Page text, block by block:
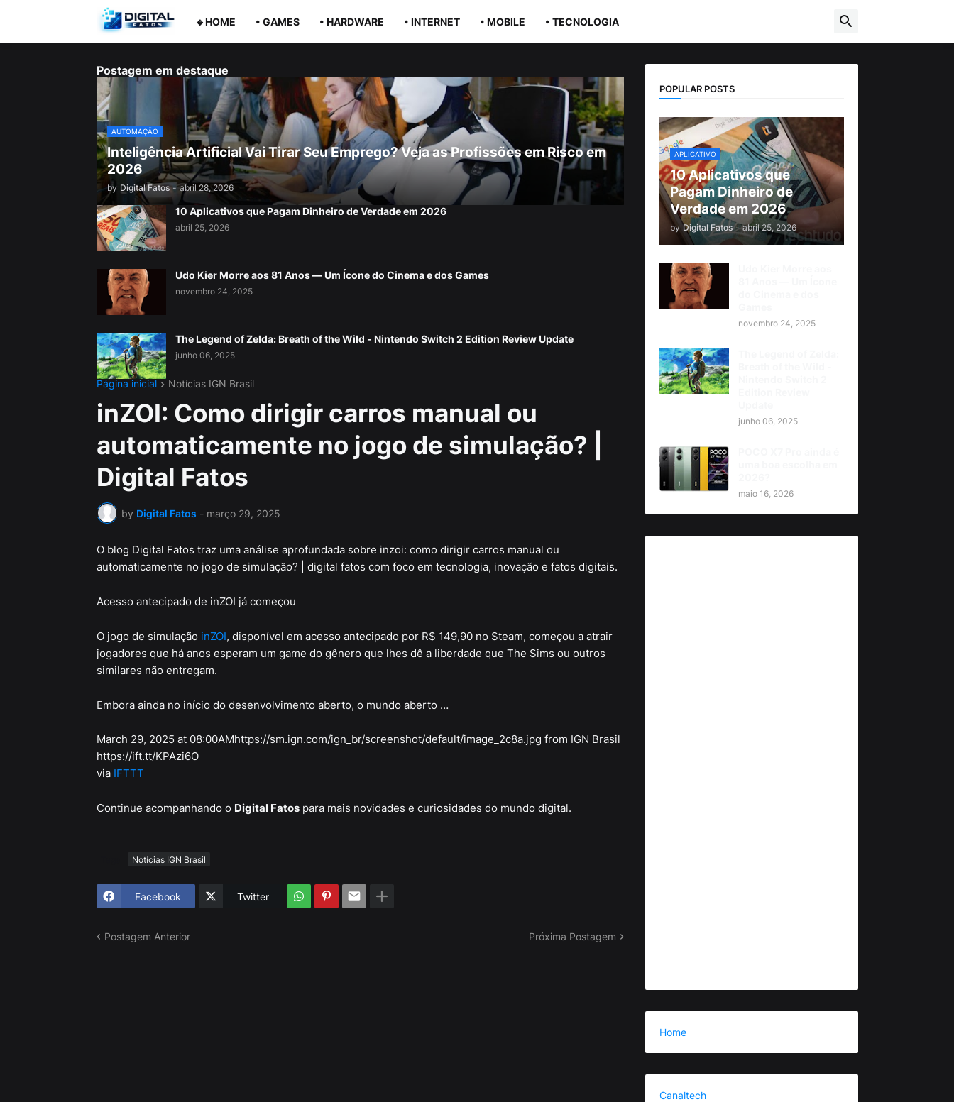
🔹HOME • GAMES • HARDWARE • INTERNET • MOBILE • TECNOLOGIA
Postagem em destaque
AUTOMAÇÃO
Inteligência Artificial Vai Tirar Seu Emprego? Veja as Profissões em Risco em
2026
by Digital Fatos - abril 28, 2026
10 Aplicativos que Pagam Dinheiro de Verdade em 2026
abril 25, 2026
Udo Kier Morre aos 81 Anos — Um Ícone do Cinema e dos Games
novembro 24, 2025
The Legend of Zelda: Breath of the Wild - Nintendo Switch 2 Edition Review Update
junho 06, 2025
Página inicial Notícias IGN Brasil
inZOI: Como dirigir carros manual ou
automaticamente no jogo de simulação? |
Digital Fatos
by Digital Fatos - março 29, 2025
O blog Digital Fatos traz uma análise aprofundada sobre inzoi: como dirigir carros manual ou
automaticamente no jogo de simulação? | digital fatos com foco em tecnologia, inovação e fatos digitais.
Acesso antecipado de inZOI já começou
O jogo de simulação inZOI, disponível em acesso antecipado por R$ 149,90 no Steam, começou a atrair
jogadores que há anos esperam um game do gênero que lhes dê a liberdade que The Sims ou outros
similares não entregam.
Embora ainda no início do desenvolvimento aberto, o mundo aberto …
March 29, 2025 at 08:00AMhttps://sm.ign.com/ign_br/screenshot/default/image_2c8a.jpg from IGN Brasil
https://ift.tt/KPAzi6O
via IFTTT
Continue acompanhando o Digital Fatospara mais novidades e curiosidades do mundo digital.
Notícias IGN Brasil
Facebook Twitter
Postagem Anterior Próxima Postagem
POPULAR POSTS
APLICATIVO
10 Aplicativos que
Pagam Dinheiro de
Verdade em 2026
by Digital Fatos - abril 25, 2026
novembro 24, 2025
junho 06, 2025
maio 16, 2026
Home
Canaltech